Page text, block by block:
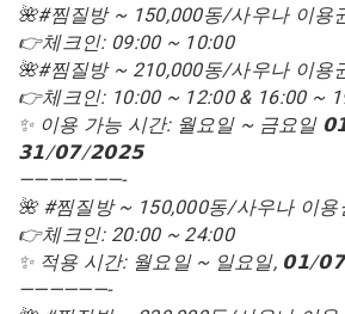
🌺#찜질방 ~ 150,000동/사우나 이용
👉체크인: 09:00 ~ 10:00
🌺#찜질방 ~ 210,000동/사우나 이용
👉체크인: 10:00 ~ 12:00 & 16:00 ~
✨ 이용 가능 시간: 월요일 ~ 금요일
𝟯𝟭/𝟬𝟳/𝟮𝟬𝟮𝟱
———————-
🌺 #찜질방 ~ 150,000동/사우나 이용
👉체크인: 20:00 ~ 24:00
✨ 적용 시간: 월요일 ~ 일요일,
——————-